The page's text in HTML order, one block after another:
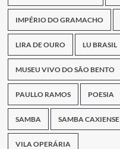
IMPÉRIO DO GRAMACHO
LIRA DE OURO LU BRASIL
MUSEU VIVO DO SÃO BENTO
PAULLO RAMOS POESIA
SAMBA SAMBA CAXIENSE
VILA OPERÁRIA